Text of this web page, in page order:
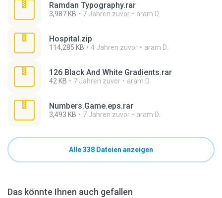
Ramdan Typography.rar
3,987 KB 7 Jahren zuvor aram D.
Hospital.zip
114,285 KB 4 Jahren zuvor aram D.
126 Black And White Gradients.rar
42 KB 7 Jahren zuvor aram D.
Numbers.Game.eps.rar
3,493 KB 7 Jahren zuvor aram D.
Alle 338 Dateien anzeigen
Das könnte Ihnen auch gefallen